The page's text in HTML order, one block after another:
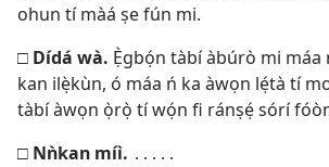
ohun tí màá ṣe fún mi.
□ Dídá wà. Ẹ̀gbọ́n tàbí àbúrò mi máa
kan ilẹ̀kùn, ó máa ń ka àwọn lẹ́tà tí
tàbí àwọn ọ̀rọ̀ tí wọ́n fi ránṣẹ́ sórí
□ Nǹkan míì. ․․․․․